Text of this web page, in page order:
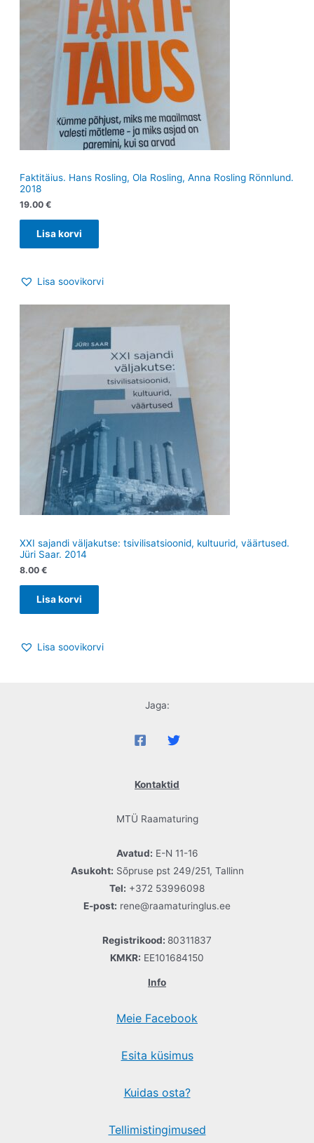
Faktitäius. Hans Rosling, Ola Rosling, Anna Rosling Rönnlund.
2018
19.00 €
Lisa korvi
Lisa soovikorvi
XXI sajandi väljakutse: tsivilisatsioonid, kultuurid, väärtused.
Jüri Saar. 2014
8.00 €
Lisa korvi
Lisa soovikorvi
Jaga:
Kontaktid
MTÜ Raamaturing
Avatud: E-N 11-16
Asukoht: Sõpruse pst 249/251, Tallinn
Tel: +372 53996098
E-post: rene@raamaturinglus.ee
Registrikood: 80311837
KMKR: EE101684150
Info
Meie Facebook
Esita küsimus
Kuidas osta?
Tellimistingimused